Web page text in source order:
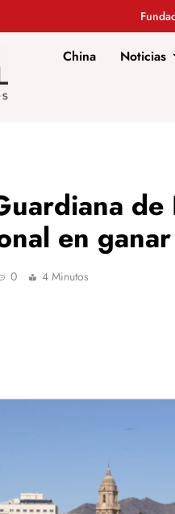
China Noticias
de
en
0 4 Minutos